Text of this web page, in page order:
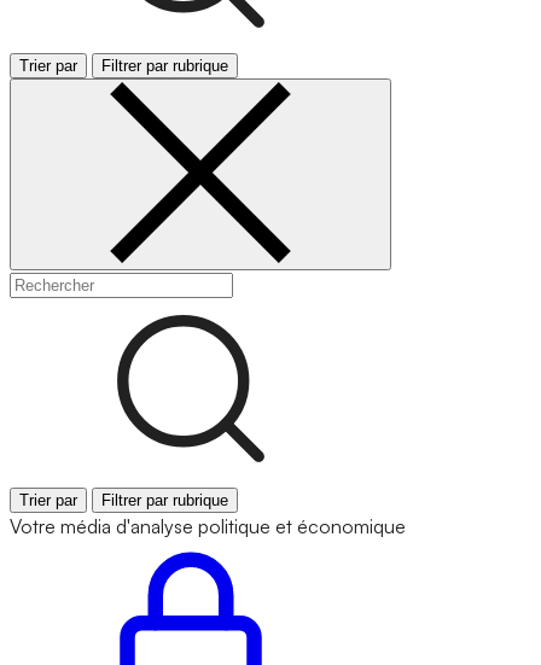
Trier par Filtrer par rubrique
Trier par Filtrer par rubrique
Votre média d'analyse politique et économique